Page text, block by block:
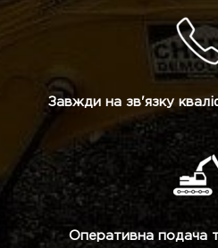
Завжди на зв'язку
Оперативна подача